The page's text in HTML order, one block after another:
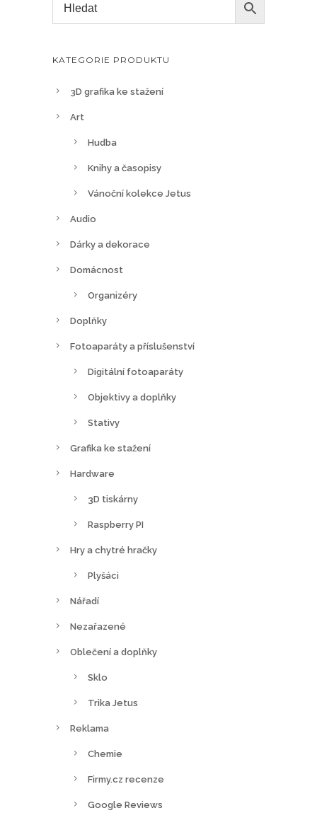
KATEGORIE PRODUKTU
3D grafika ke stažení
Art
Hudba
Knihy a časopisy
Vánoční kolekce Jetus
Audio
Dárky a dekorace
Domácnost
Organizéry
Doplňky
Fotoaparáty a příslušenství
Digitální fotoaparáty
Objektivy a doplňky
Stativy
Grafika ke stažení
Hardware
3D tiskárny
Raspberry PI
Hry a chytré hračky
Plyšáci
Nářadí
Nezařazené
Oblečení a doplňky
Sklo
Trika Jetus
Reklama
Chemie
Firmy.cz recenze
Google Reviews